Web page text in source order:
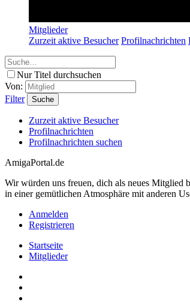
Mitglieder
Zurzeit aktive Besucher Profilnachrichten
Nur Titel durchsuchen
Von:
Filter
Suche
Zurzeit aktive Besucher
Profilnachrichten
Profilnachrichten suchen
AmigaPortal.de
Wir würden uns freuen, dich als neues
in einer gemütlichen Atmosphäre mit anderen
Anmelden
Registrieren
Startseite
Mitglieder